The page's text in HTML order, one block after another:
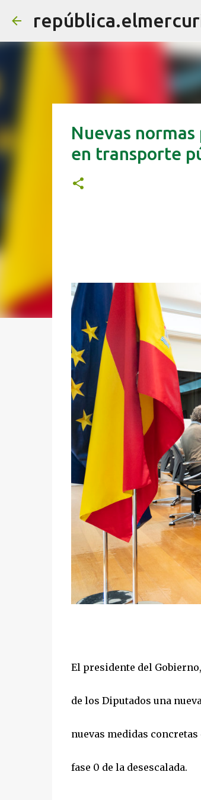
Nuevas
en transporte
El presidente del
de los Diputados una
nuevas medidas
fase 0 de la desescalada.